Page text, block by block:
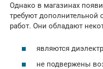
Однако в магазинах
требуют дополнительной
работ. Они обладают
являются
не подвержены